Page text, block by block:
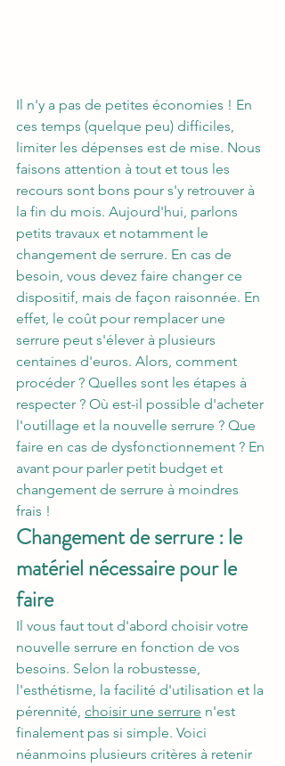
Il n'y a pas de petites économies ! En
ces temps (quelque peu) difficiles,
limiter les dépenses est de mise. Nous
faisons attention à tout et tous les
recours sont bons pour s'y retrouver à
la fin du mois. Aujourd'hui, parlons
petits travaux et notamment le
changement de serrure. En cas de
besoin, vous devez faire changer ce
dispositif, mais de façon raisonnée. En
effet, le coût pour remplacer une
serrure peut s'élever à plusieurs
centaines d'euros. Alors, comment
procéder ? Quelles sont les étapes à
respecter ? Où est-il possible d'acheter
l'outillage et la nouvelle serrure ? Que
faire en cas de dysfonctionnement ? En
avant pour parler petit budget et
changement de serrure à moindres
frais !
Changement de serrure : le
matériel nécessaire pour le
faire
Il vous faut tout d'abord choisir votre
nouvelle serrure en fonction de vos
besoins. Selon la robustesse,
l'esthétisme, la facilité d'utilisation et la
pérennité, choisir une serrure n'est
finalement pas si simple. Voici
néanmoins plusieurs critères à retenir